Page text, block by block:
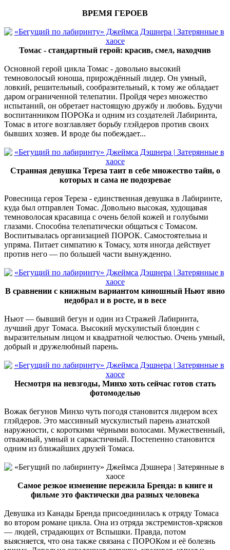
ВРЕМЯ ГЕРОЕВ
Томас - стандартный герой: красив, смел, находчив
Основной герой цикла Томас - довольно высокий
темноволосый юноша, прирождённый лидер. Он умный,
ловкий, решительный, сообразительный, к тому же обладает
даром ограниченной телепатии. Пройдя через множество
испытаний, он обретает настоящую дружбу и любовь. Будучи
воспитанником ПОРОКа и одним из создателей Лабиринта,
Томас в итоге возглавляет борьбу глэйдеров против своих
бывших хозяев. И вроде бы побеждает...
Странная девушка Тереза таит в себе множество тайн, о
которых и сама не подозревае
Ровесница героя Тереза - единственная девушка в Лабиринте,
куда был отправлен Томас. Довольно высокая, худощавая
темноволосая красавица с очень белой кожей и голубыми
глазами. Способна телепатически общаться с Томасом.
Воспитывалась организацией ПОРОК. Самостоятельна и
упряма. Питает симпатию к Томасу, хотя иногда действует
против него — по большей части вынужденно.
В сравнении с книжным вариантом киношный Ньют явно
недобрал и в росте, и в весе
Ньют — бывший бегун и один из Стражей Лабиринта,
лучший друг Томаса. Высокий мускулистый блондин с
выразительным лицом и квадратной челюстью. Очень умный,
добрый и дружелюбный парень.
Несмотря на невзгоды, Минхо хоть сейчас готов стать
фотомоделью
Вожак бегунов Минхо чуть погодя становится лидером всех
глэйдеров. Это массивный мускулистый парень азиатской
наружности, с короткими чёрными волосами. Мужественный,
отважный, умный и саркастичный. Постепенно становится
одним из ближайших друзей Томаса.
Самое резкое изменение пережила Бренда: в книге и
фильме это фактически два разных человека
Девушка из Канады Бренда присоединилась к отряду Томаса
во втором романе цикла. Она из отряда экстремистов-хрясков
— людей, страдающих от Вспышки. Правда, потом
выясняется, что она также связана с ПОРОКом и её болезнь